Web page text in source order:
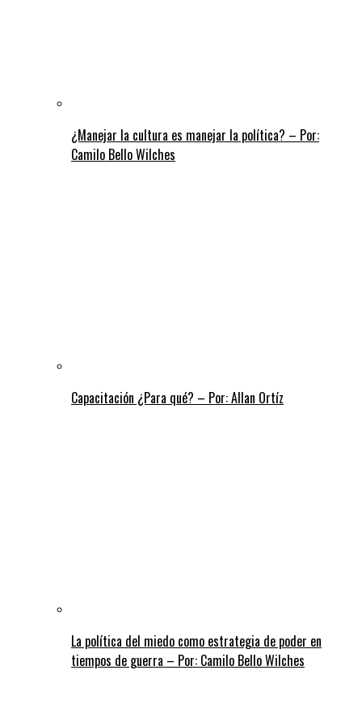
¿Manejar la cultura es manejar la política? – Por:
Camilo Bello Wilches
Capacitación ¿Para qué? – Por: Allan Ortíz
La política del miedo como estrategia de poder en
tiempos de guerra – Por: Camilo Bello Wilches